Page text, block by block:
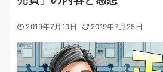
2019年7月10日 2019年7月25日